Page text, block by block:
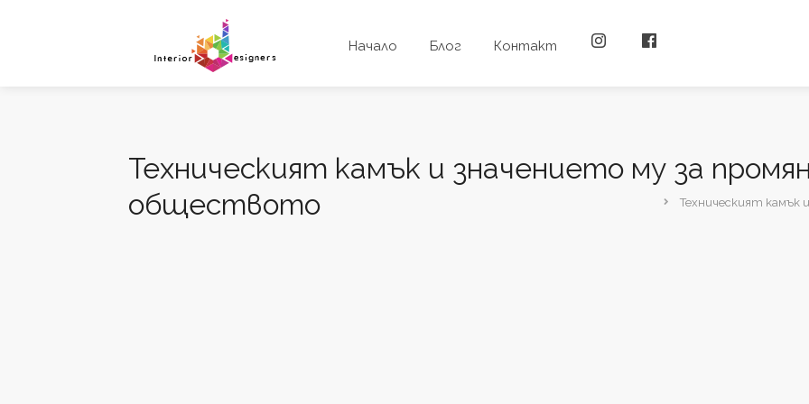
Начало Блог Контакт
Техническият камък и значението му за
обществото
Техническият камък